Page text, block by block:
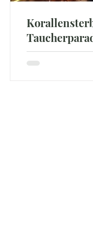
weisen eine
Verfärbung auf.